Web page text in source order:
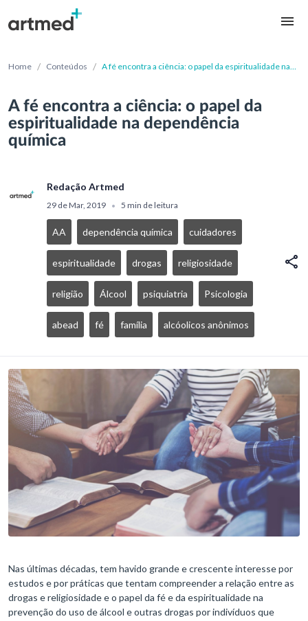
Home / Conteúdos / A fé encontra a ciência: o papel da espiritualidade na
A fé encontra a ciência: o papel da
espiritualidade na dependência
química
Redação Artmed
29 de Mar, 2019 • 5 min de leitura
AA dependência química cuidadores
espiritualidade drogas religiosidade
religião Álcool psiquiatria Psicologia
abead fé família alcóolicos anônimos
Nas últimas décadas, tem havido grande e crescente interesse por
estudos e por práticas que tentam compreender a relação entre as
drogas e religiosidade e o papel da fé e da espiritualidade na
prevenção do uso de álcool e outras drogas por indivíduos que